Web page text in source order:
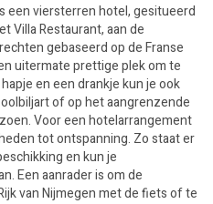
een viersterren hotel, gesitueerd
Villa Restaurant, aan de
gebaseerd op de Franse
uitermate prettige plek om te
en een drankje kun je ook
of op het aangrenzende
Voor een hotelarrangement
tot ontspanning. Zo staat er
en kun je
Een aanrader is om de
van Nijmegen met de fiets of te